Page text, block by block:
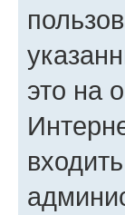
это на